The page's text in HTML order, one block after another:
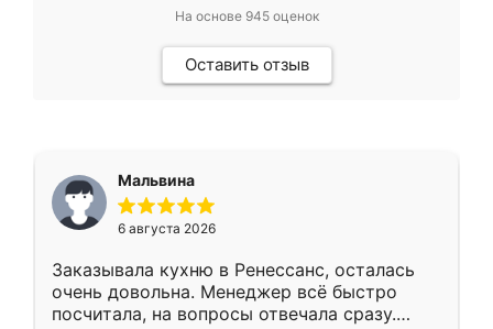
На основе 945оценок
Оставить отзыв
Мальвина
6 августа 2026
Заказывала кухню в Ренессанс, осталась
очень довольна. Менеджер всё быстро
посчитала, на вопросы отвечала сразу.